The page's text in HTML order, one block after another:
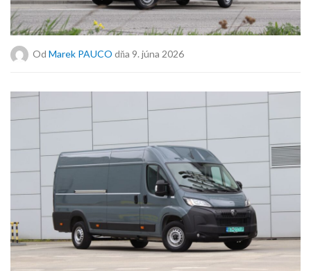
Od Marek PAUCO dňa 9. júna 2026